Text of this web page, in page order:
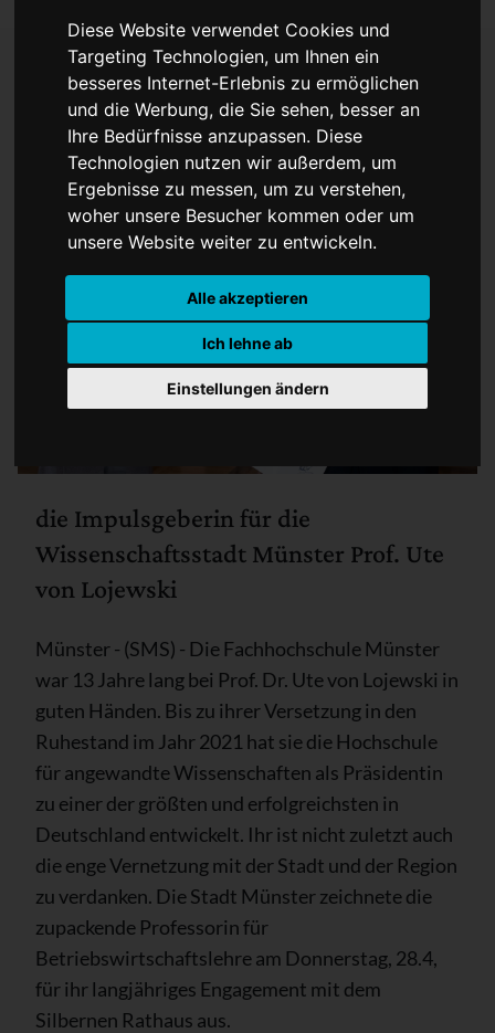
Diese Website verwendet Cookies und
Targeting Technologien, um Ihnen ein
besseres Internet-Erlebnis zu ermöglichen
und die Werbung, die Sie sehen, besser an
Ihre Bedürfnisse anzupassen. Diese
Technologien nutzen wir außerdem, um
Ergebnisse zu messen, um zu verstehen,
woher unsere Besucher kommen oder um
unsere Website weiter zu entwickeln.
Alle akzeptieren
Ich lehne ab
Einstellungen ändern
Das silberne Rathaus geht
an
die Impulsgeberin für die
Wissenschaftsstadt Münster Prof. Ute
von Lojewski
Münster - (SMS) - Die Fachhochschule Münster
war 13 Jahre lang bei Prof. Dr. Ute von Lojewski in
guten Händen. Bis zu ihrer Versetzung in den
Ruhestand im Jahr 2021 hat sie die Hochschule
für angewandte Wissenschaften als Präsidentin
zu einer der größten und erfolgreichsten in
Deutschland entwickelt. Ihr ist nicht zuletzt auch
die enge Vernetzung mit der Stadt und der Region
zu verdanken. Die Stadt Münster zeichnete die
zupackende Professorin für
Betriebswirtschaftslehre am Donnerstag, 28.4,
für ihr langjähriges Engagement mit dem
Silbernen Rathaus aus.